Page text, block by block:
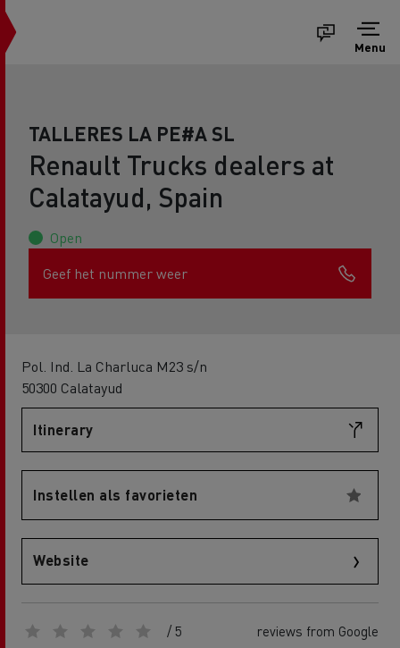
Menu
TALLERES LA PE#A SL
Renault Trucks dealers at
Calatayud, Spain
Open
Geef het nummer weer
Pol. Ind. La Charluca M23 s/n
50300 Calatayud
Itinerary
Instellen als favorieten
Website
/ 5 reviews from Google